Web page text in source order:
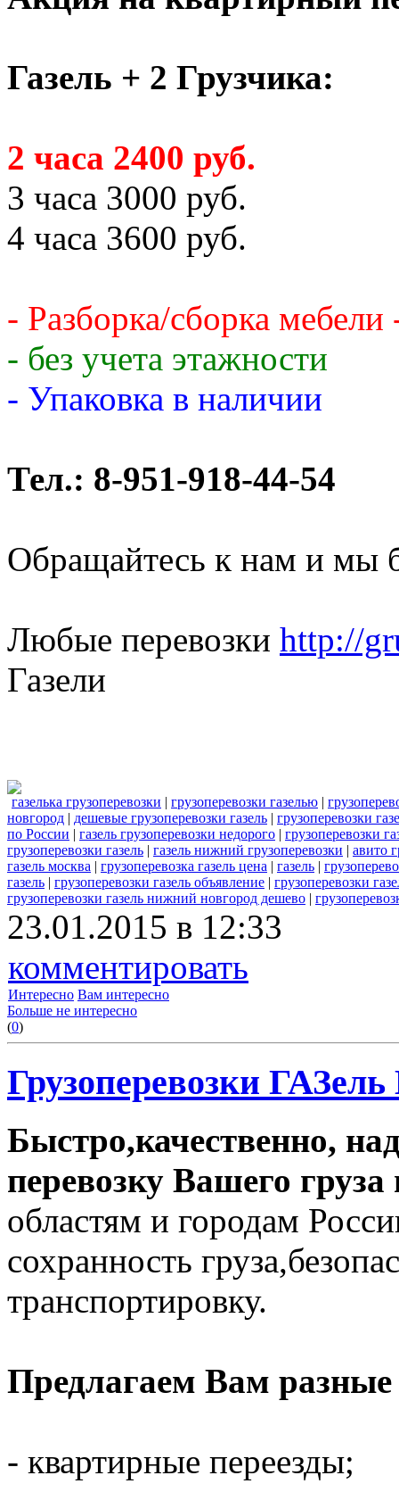
Газель + 2 Грузчика:
2 часа 2400 руб.
3 часа 3000 руб.
4 часа 3600 руб.
- Разборка/сборка мебели
- без учета этажности
- Упаковка в наличии
Тел.: 8-951-918-44-54
Обращайтесь к нам и мы
Любые перевозки http://
Газели
газелька грузоперевозки | грузоперевозки газелью |
новгород | дешевые грузоперевозки газель | грузоперевозки
по России | газель грузоперевозки недорого | грузоперевозки
грузоперевозки газель | газель нижний грузоперевозки | авито
газель москва | грузоперевозка газель цена | газель |
газель | грузоперевозки газель объявление | грузоперевозки
грузоперевозки газель нижний новгород дешево |
23.01.2015 в 12:33
комментировать
Интересно Вам интересно
Больше не интересно
(0)
Грузоперевозки
Быстро,качественно,
перевозку Вашего
областям и городам
сохранность
транспортировку.
Предлагаем Вам
- квартирные переезды;